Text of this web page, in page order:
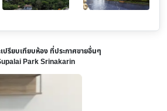
ปรียบเทียบห้อง ที่ประกาศขายอื่นๆ
Park Srinakarin